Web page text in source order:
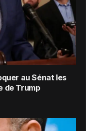
au Sénat les
de Trump